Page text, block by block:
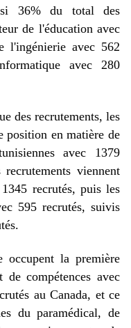
36% du total des
de l'éducation avec
l'ingénierie avec 562
avec 280
des recrutements, les
position en matière de
avec 1379
viennent
recrutés, puis les
595 recrutés, suivis
la première
de compétences avec
au Canada, et ce
du paramédical, de